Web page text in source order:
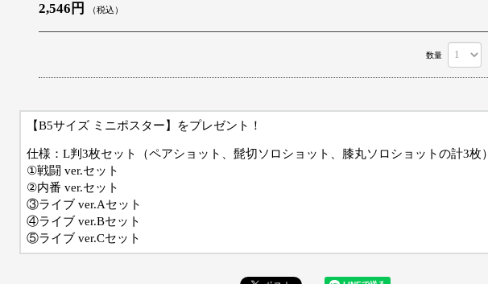
2,546円 （税込）
数量
【B5サイズ ミニポスター】をプレゼント！
仕様：L判3枚セット（ペアショット、髭切ソロショット、膝丸ソロショットの計3枚）
①戦闘 ver.セット
②内番 ver.セット
③ライブ ver.Aセット
④ライブ ver.Bセット
⑤ライブ ver.Cセット